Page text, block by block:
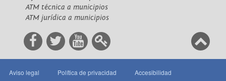
ATM técnica a municipios
ATM jurídica a municipios
Aviso legal Política de privacidad Accesibilidad